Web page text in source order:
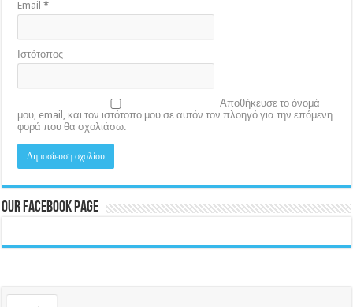
Email*
Ιστότοπος
Αποθήκευσε το όνομά
μου, email, και τον ιστότοπο μου σε αυτόν τον πλοηγό για την επόμενη
φορά που θα σχολιάσω.
Our Facebook Page